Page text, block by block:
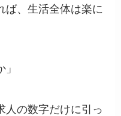
ば、生活全体は楽に
人の数字だけに引っ